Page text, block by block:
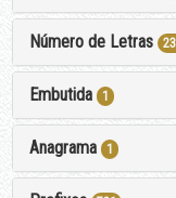
Número de Letras
Embutida 1
Anagrama 1